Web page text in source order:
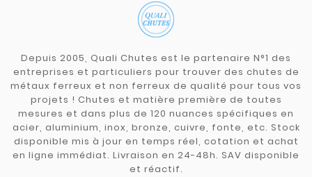
Depuis 2005, Quali Chutes est le partenaire N°1 des
entreprises et particuliers pour trouver des chutes de
métaux ferreux et non ferreux de qualité pour tous vos
projets ! Chutes et matière première de toutes
mesures et dans plus de 120 nuances spécifiques en
acier, aluminium, inox, bronze, cuivre, fonte, etc. Stock
disponible mis à jour en temps réel, cotation et achat
en ligne immédiat. Livraison en 24-48h. SAV disponible
et réactif.